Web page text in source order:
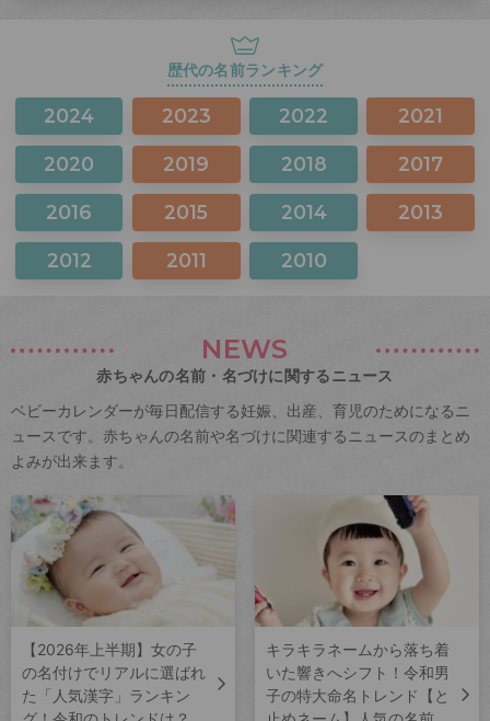
歴代の名前ランキング
2024 2023 2022 2021
2020 2019 2018 2017
2016 2015 2014 2013
2012 2011 2010
NEWS
赤ちゃんの名前・名づけに関するニュース
ベビーカレンダーが毎日配信する妊娠、出産、育児のためになるニ
ュースです。赤ちゃんの名前や名づけに関連するニュースのまとめ
よみが出来ます。
【2026年上半期】女の子
の名付けでリアルに選ばれ
た「人気漢字」ランキン
キラキラネームから落ち着
いた響きへシフト！令和男
子の特大命名トレンド【と